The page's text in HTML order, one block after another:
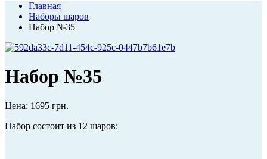
Главная
Наборы шаров
Набор №35
Набор №35
Цена: 1695 грн.
Набор состоит из 12 шаров: